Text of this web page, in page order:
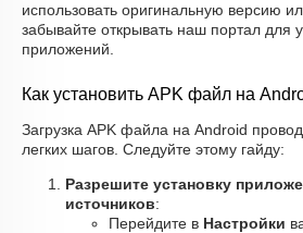
использовать оригинальную версию
забывайте открывать наш портал для
приложений.
Как установить APK файл на
Загрузка APK файла на Android
легких шагов. Следуйте этому гайду:
Разрешите установку
источников:
Перейдите в Настройки